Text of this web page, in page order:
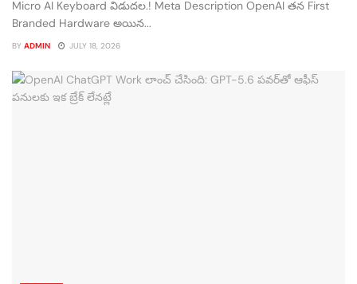
Micro AI Keyboard విడుదల.! Meta Description OpenAI తన First
Branded Hardware అయిన...
BY ADMIN JULY 18, 2026